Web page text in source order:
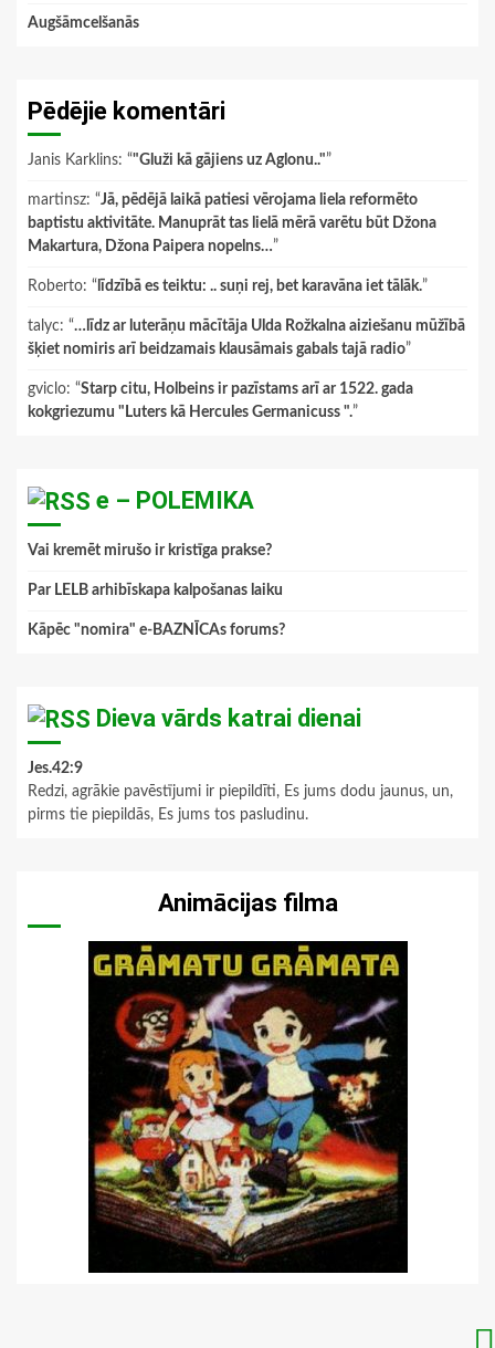
Augšāmcelšanās
Pēdējie komentāri
Janis Karklins: “"Gluži kā gājiens uz Aglonu.."”
martinsz: “Jā, pēdējā laikā patiesi vērojama liela reformēto
baptistu aktivitāte. Manuprāt tas lielā mērā varētu būt Džona
Makartura, Džona Paipera nopelns…”
Roberto: “ līdzībā es teiktu: .. suņi rej, bet karavāna iet tālāk.”
talyc: “…līdz ar luterāņu mācītāja Ulda Rožkalna aiziešanu mūžībā
šķiet nomiris arī beidzamais klausāmais gabals tajā radio”
gviclo: “Starp citu, Holbeins ir pazīstams arī ar 1522. gada
kokgriezumu "Luters kā Hercules Germanicuss ".”
e – POLEMIKA
Vai kremēt mirušo ir kristīga prakse?
Par LELB arhibīskapa kalpošanas laiku
Kāpēc "nomira" e-BAZNĪCAs forums?
Dieva vārds katrai dienai
Jes.42:9
Redzi, agrākie pavēstījumi ir piepildīti, Es jums dodu jaunus, un,
pirms tie piepildās, Es jums tos pasludinu.
Animācijas filma